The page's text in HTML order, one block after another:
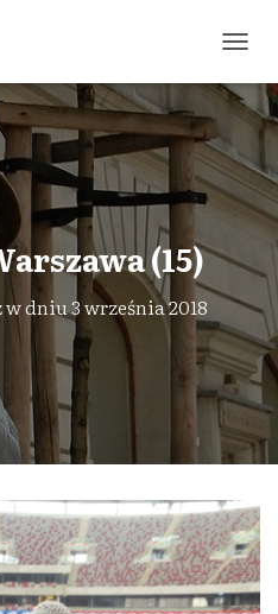
R
Z
Ą
C
Z
A
I
G
C
J
(15)
w dniu3 września 2018